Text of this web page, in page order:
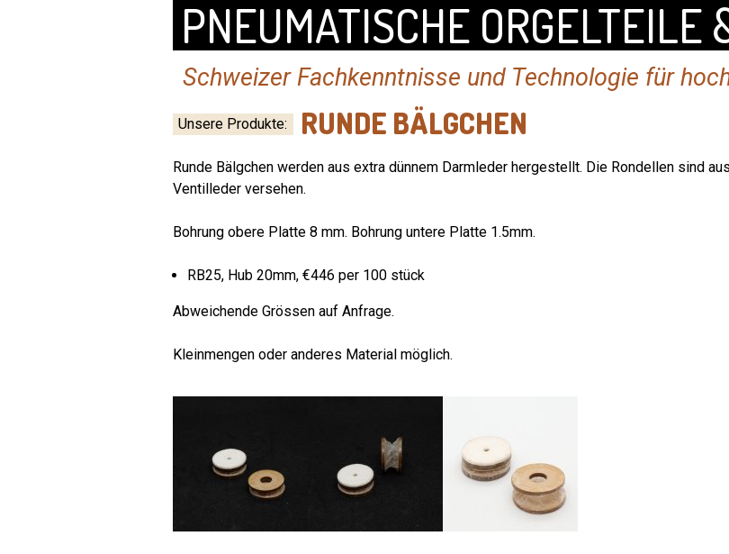
PNEUMATISCHE ORGELTEILE
Schweizer Fachkenntnisse und Technologie für
Unsere Produkte: RUNDE BÄLGCHEN
Runde Bälgchen werden aus extra dünnem Darmleder hergestellt. Die Rondellen sind
Ventilleder versehen.
Bohrung obere Platte 8 mm. Bohrung untere Platte 1.5mm.
RB25, Hub 20mm, €446 per 100 stück
Abweichende Grössen auf Anfrage.
Kleinmengen oder anderes Material möglich.